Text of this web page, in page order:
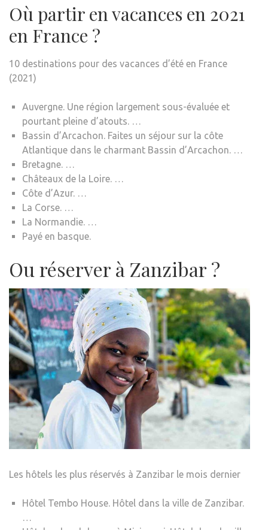
Où partir en vacances en 2021
en France ?
10 destinations pour des vacances d’été en France
(2021)
Auvergne. Une région largement sous-évaluée et
pourtant pleine d’atouts. …
Bassin d’Arcachon. Faites un séjour sur la côte
Atlantique dans le charmant Bassin d’Arcachon. …
Bretagne. …
Châteaux de la Loire. …
Côte d’Azur. …
La Corse. …
La Normandie. …
Payé en basque.
Ou réserver à Zanzibar ?
Les hôtels les plus réservés à Zanzibar le mois dernier
Hôtel Tembo House. Hôtel dans la ville de Zanzibar.
…